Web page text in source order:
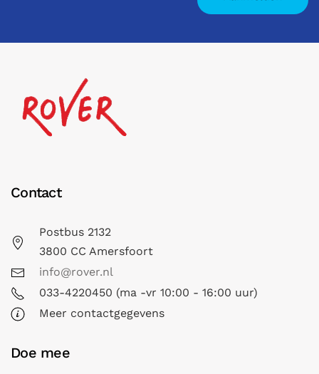
Contact
Postbus 2132
3800 CC Amersfoort
info@rover.nl
033-4220450 (ma -vr 10:00 - 16:00 uur)
Meer contactgegevens
Doe mee